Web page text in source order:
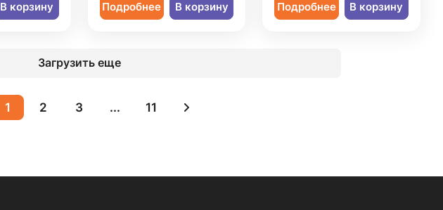
В корзину Подробнее В корзину Подробнее В корзину
Загрузить еще
1 2 3 ... 11